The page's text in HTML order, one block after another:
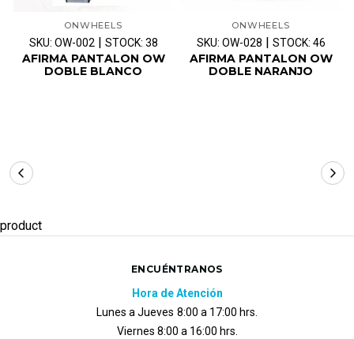
ONWHEELS
SKU: OW-002| STOCK: 38
AFIRMA PANTALON OW
DOBLE BLANCO
ONWHEELS
SKU: OW-028 STOCK: 46
AFIRMA PANTALON OW
DOBLE NARANJO
product
ENCUÉNTRANOS
Hora de Atención
Lunes a Jueves 8:00 a 17:00 hrs.
Viernes 8:00 a 16:00 hrs.